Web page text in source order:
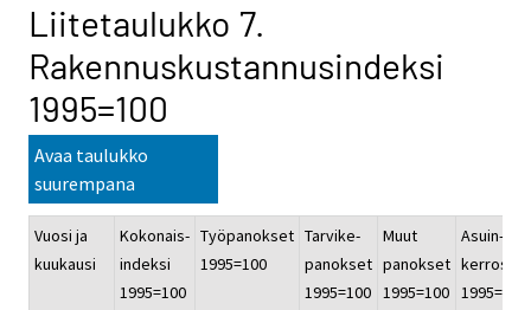
Liitetaulukko 7.
Rakennuskustannusindeksi
1995=100
Avaa taulukko
suurempana
Vuosi ja
kuukausi
Kokonais-
indeksi
1995=100
Työpanokset
1995=100
Tarvike-
panokset
1995=100
Muut
panokset
1995=100
Asuin-
1995=100